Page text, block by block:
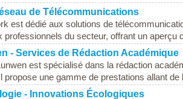
de Télécommunications
est dédié aux solutions de
professionnels du secteur, offrant un aperçu
- Services de Rédaction Académique
est spécialisé dans la rédaction
propose une gamme de prestations allant de
- Innovations Écologiques